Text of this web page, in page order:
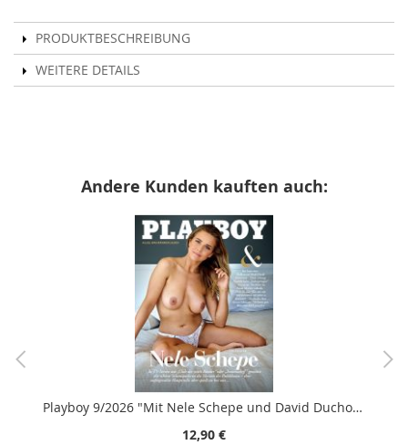
PRODUKTBESCHREIBUNG
WEITERE DETAILS
Andere Kunden kauften auch:
Playboy 9/2026 "Mit Nele Schepe und David Duchovny"
12,90 €